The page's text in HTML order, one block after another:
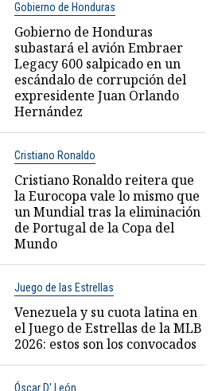
Gobierno de Honduras
Gobierno de Honduras
subastará el avión Embraer
Legacy 600 salpicado en un
escándalo de corrupción del
expresidente Juan Orlando
Hernández
Cristiano Ronaldo
Cristiano Ronaldo reitera que
la Eurocopa vale lo mismo que
un Mundial tras la eliminación
de Portugal de la Copa del
Mundo
Juego de las Estrellas
Venezuela y su cuota latina en
el Juego de Estrellas de la MLB
2026: estos son los convocados
Óscar D' León